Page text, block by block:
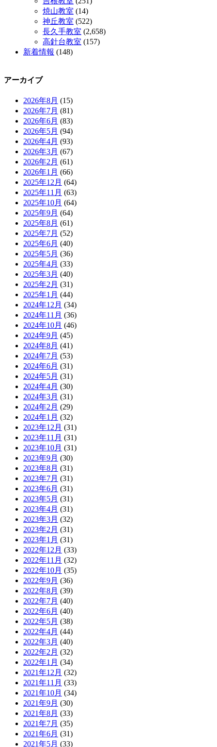
焼山教室 (14)
神丘教室 (522)
長久手教室 (2,658)
高針台教室 (157)
新着情報 (148)
アーカイブ
2026年8月 (15)
2026年7月 (81)
2026年6月 (83)
2026年5月 (94)
2026年4月 (93)
2026年3月 (67)
2026年2月 (61)
2026年1月 (66)
2025年12月 (64)
2025年11月 (63)
2025年10月 (64)
2025年9月 (64)
2025年8月 (61)
2025年7月 (52)
2025年6月 (40)
2025年5月 (36)
2025年4月 (33)
2025年3月 (40)
2025年2月 (31)
2025年1月 (44)
2024年12月 (34)
2024年11月 (36)
2024年10月 (46)
2024年9月 (45)
2024年8月 (41)
2024年7月 (53)
2024年6月 (31)
2024年5月 (31)
2024年4月 (30)
2024年3月 (31)
2024年2月 (29)
2024年1月 (32)
2023年12月 (31)
2023年11月 (31)
2023年10月 (31)
2023年9月 (30)
2023年8月 (31)
2023年7月 (31)
2023年6月 (31)
2023年5月 (31)
2023年4月 (31)
2023年3月 (32)
2023年2月 (31)
2023年1月 (31)
2022年12月 (33)
2022年11月 (32)
2022年10月 (35)
2022年9月 (36)
2022年8月 (39)
2022年7月 (40)
2022年6月 (40)
2022年5月 (38)
2022年4月 (44)
2022年3月 (40)
2022年2月 (32)
2022年1月 (34)
2021年12月 (32)
2021年11月 (33)
2021年10月 (34)
2021年9月 (30)
2021年8月 (33)
2021年7月 (35)
2021年6月 (31)
2021年5月 (33)